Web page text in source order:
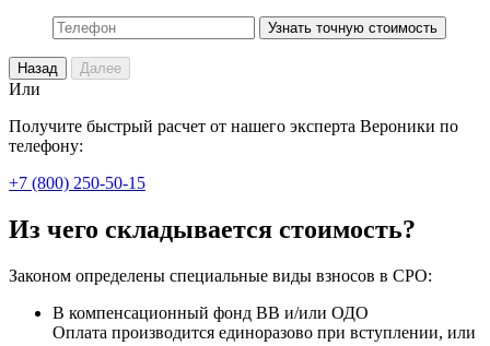
Узнать точную стоимость
Назад Далее
Или
Получите быстрый расчет от нашего эксперта Вероники по
телефону:
+7 (800) 250-50-15
Из чего складывается стоимость?
Законом определены специальные виды взносов в СРО:
В компенсационный фонд ВВ и/или ОДО
Оплата производится единоразово при вступлении, или